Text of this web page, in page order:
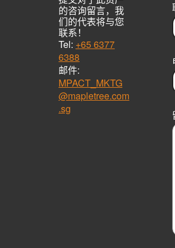
的咨询留言，我
们的代表将与您
联系！
Tel: +65 6377
6388
邮件:
MPACT_MKTG
@mapletree.com
.sg
t